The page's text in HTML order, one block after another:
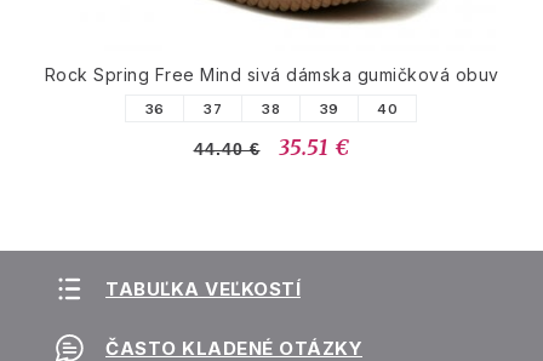
Rock Spring Free Mind sivá dámska gumičková obuv
36 37 38 39 40
44.40 € 35.51 €
TABUĽKA VEĽKOSTÍ
ČASTO KLADENÉ OTÁZKY